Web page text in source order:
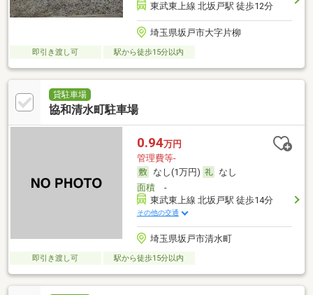
東武東上線 北坂戸駅 徒歩12分
埼玉県坂戸市大字片柳
即引き渡し可 駅から徒歩15分以内
貸駐車場
協和清水町駐車場
0.94万円
管理費等-
なし(1万円)
なし
面積-
東武東上線 北坂戸駅 徒歩14分
その他の交通
埼玉県坂戸市清水町
即引き渡し可 駅から徒歩15分以内